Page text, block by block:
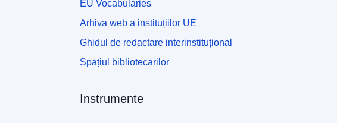
EU Vocabularies
Arhiva web a instituțiilor UE
Ghidul de redactare interinstituțional
Spațiul bibliotecarilor
Instrumente